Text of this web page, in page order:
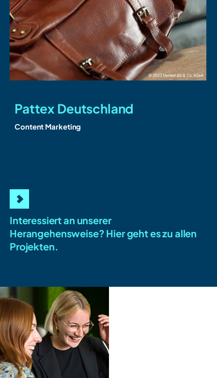
Pattex Deutschland
Content Marketing
Interessiert an unserer
Herangehensweise? Hier geht es zu allen
Projekten.